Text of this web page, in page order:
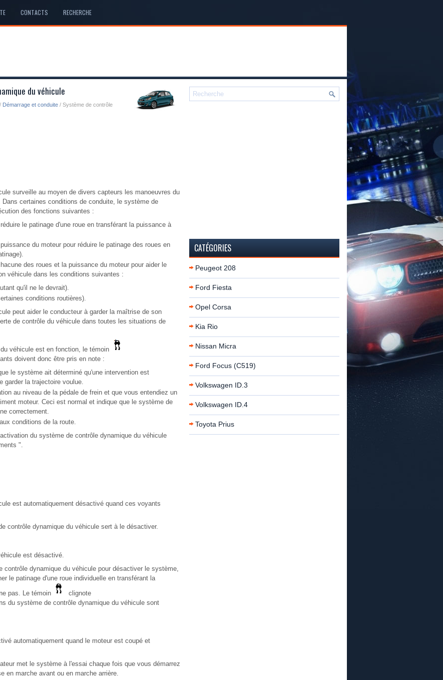
CONTACTS RECHERCHE
du véhicule
/ Démarrage et conduite / Système de contrôle
surveille au moyen de divers capteurs les manoeuvres du
certaines conditions de conduite, le système de
des fonctions suivantes :
le patinage d'une roue en transférant la puissance à
du moteur pour réduire le patinage des roues en
des roues et la puissance du moteur pour aider le
véhicule dans les conditions suivantes :
qu'il ne le devrait).
conditions routières).
peut aider le conducteur à garder la maîtrise de son
de contrôle du véhicule dans toutes les situations de
véhicule est en fonction, le témoin
doivent donc être pris en note :
le système ait déterminé qu'une intervention est
garder la trajectoire voulue.
au niveau de la pédale de frein et que vous entendiez un
moteur. Ceci est normal et indique que le système de
correctement.
conditions de la route.
du système de contrôle dynamique du véhicule
".
est automatiquement désactivé quand ces voyants
contrôle dynamique du véhicule sert à le désactiver.
est désactivé.
contrôle dynamique du véhicule pour désactiver le système,
le patinage d'une roue individuelle en transférant la
pas. Le témoin
clignote
du système de contrôle dynamique du véhicule sont
automatiquement quand le moteur est coupé et
met le système à l'essai chaque fois que vous démarrez
en marche avant ou en marche arrière.
CATÉGORIES
Peugeot 208
Ford Fiesta
Opel Corsa
Kia Rio
Nissan Micra
Ford Focus (C519)
Volkswagen ID.3
Volkswagen ID.4
Toyota Prius